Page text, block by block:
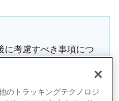
に考慮すべき事項につ
のトラッキングテクノロジ